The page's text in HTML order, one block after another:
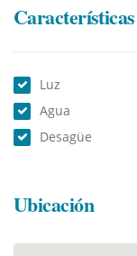
Luz
Agua
Desagüe
Ubicación